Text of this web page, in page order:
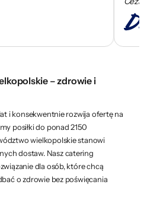
– zdrowie i
i konsekwentnie rozwija ofertę na
posiłki do ponad 2150
wielkopolskie stanowi
dostaw. Nasz catering
dla osób, które chcą
o zdrowie bez poświęcania